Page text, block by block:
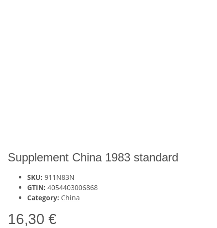
Supplement China 1983 standard
SKU: 911N83N
GTIN: 4054403006868
Category: China
16,30 €